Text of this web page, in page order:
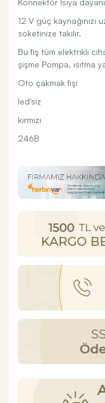
12 V güç
soketinize takılır.
Bu fiş tüm elektrikli
şişme Pompa, ısıtma
Oto çakmak fişi
led'siz
kırmızı
246B